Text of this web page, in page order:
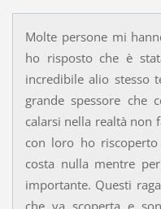
Molte persone mi
ho risposto che è
incredibile alio stesso
grande spessore che
calarsi nella realtà non
con loro ho
costa nulla mentre
importante. Questi